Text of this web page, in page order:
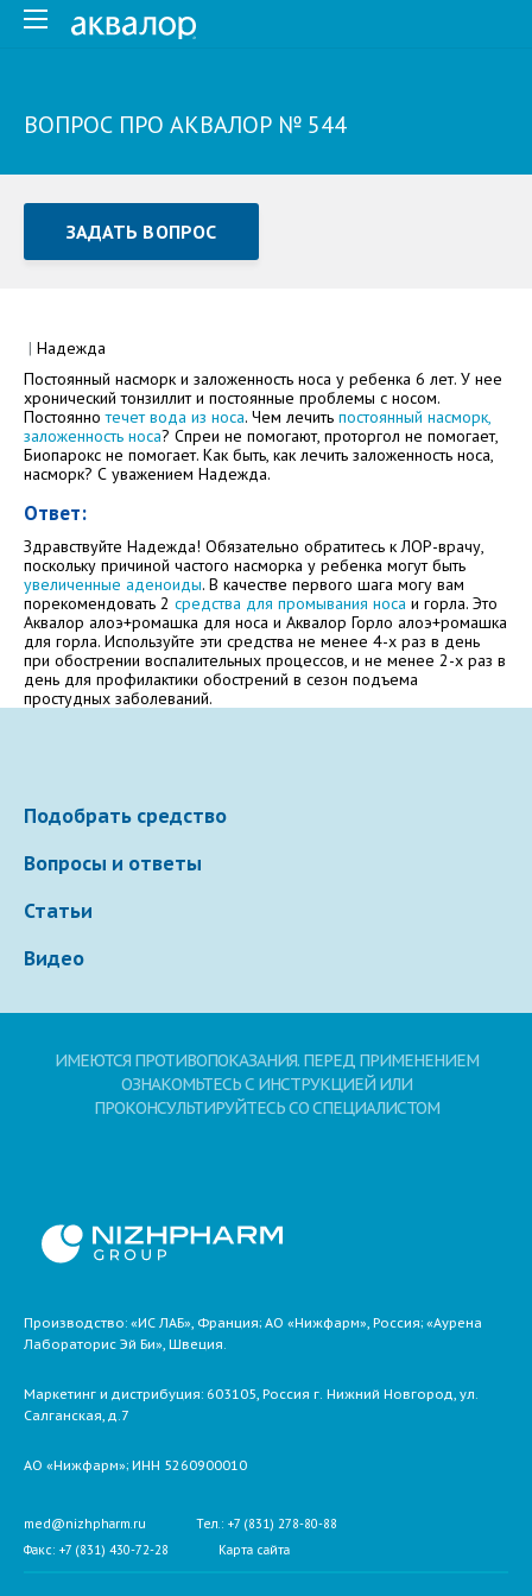
ВОПРОС ПРО АКВАЛОР № 544
ЗАДАТЬ ВОПРОС
Как Вас зовут
Электронная почта
Ваше сообщение
Отправляя вопрос, я принимаю
| Надежда
Постоянный насморк и заложенность носа у ребенка 6 лет. У нее
хронический тонзиллит и постоянные проблемы с носом.
Постояннотечет вода из носа. Чем лечить постоянный насморк,
заложенность носа? Спреи не помогают, проторгол не помогает,
Биопарокс не помогает. Как быть, как лечить заложенность носа,
насморк? С уважением Надежда.
Ответ:
Здравствуйте Надежда! Обязательно обратитесь к ЛОР-врачу,
поскольку причиной частого насморка у ребенка могут быть
увеличенные аденоиды. В качестве первого шага могу вам
порекомендовать 2 средства для промывания носа и горла. Это
Аквалор алоэ+ромашка для носа и Аквалор Горло алоэ+ромашка
для горла. Используйте эти средства не менее 4-х раз в день
при обострении воспалительных процессов, и не менее 2-х раз в
день для профилактики обострений в сезон подъема
простудных заболеваний.
Подобрать средство
Вопросы и ответы
Статьи
Видео
ИМЕЮТСЯ ПРОТИВОПОКАЗАНИЯ. ПЕРЕД ПРИМЕНЕНИЕМ
ОЗНАКОМЬТЕСЬ С ИНСТРУКЦИЕЙ ИЛИ
ПРОКОНСУЛЬТИРУЙТЕСЬ СО СПЕЦИАЛИСТОМ
Производство: «ИС ЛАБ», Франция; АО «Нижфарм», Россия; «Аурена
Лабораторис Эй Би», Швеция.
Маркетинг и дистрибуция: 603105, Россия г. Нижний Новгород, ул.
Салганская, д.7
АО «Нижфарм»; ИНН 5260900010
med@nizhpharm.ru
Тел.: +7 (831) 278-80-88
Факс: +7 (831) 430-72-28
Карта сайта